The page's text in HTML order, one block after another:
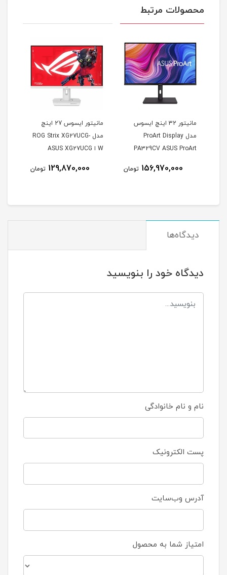
محصولات مرتبط
مانیتور 32 اینچ ایسوس
مدل ProArt Display
PA329CV ASUS ProArt
IPS 4K UHD Monitor
156,970,000 تومان
مانیتور ایسوس 27 اینچ
مدل ROG Strix XG27UCG-
W ا ASUS XG27UCG
FHD 320Hz 1ms 400Nits
129,870,000 تومان
دیدگاه‌ها
دیدگاه خود را بنویسید
نام و نام خانوادگی
پست الکترونیک
آدرس وب‌سایت
امتیاز شما به محصول